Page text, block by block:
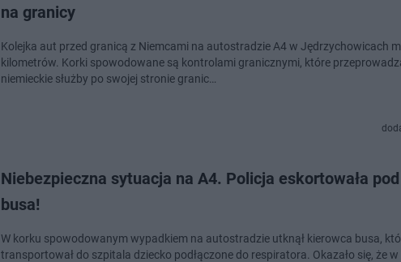
na granicy
Kolejka aut przed granicą z Niemcami na autostradzie A4 w Jędrzychowicach
kilometrów. Korki spowodowane są kontrolami granicznymi, które
niemieckie służby po swojej stronie granic…
Niebezpieczna sytuacja na A4. Policja eskortowała
busa!
W korku spowodowanym wypadkiem na autostradzie utknął kierowca busa,
transportował do szpitala dziecko podłączone do respiratora. Okazało się, że